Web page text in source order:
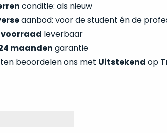
conditie: als nieuw
aanbod: voor de student én de
voorraad leverbaar
maanden garantie
beoordelen ons met Uitstekend op